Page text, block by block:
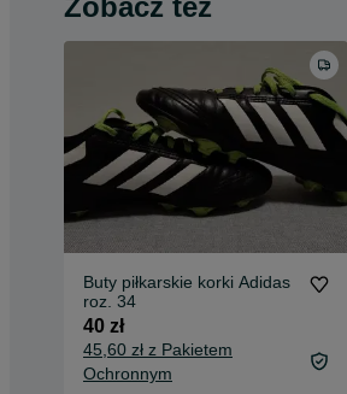
Buty piłkarskie korki Adidas
roz. 34
40 zł
45,60 zł z Pakietem
Ochronnym